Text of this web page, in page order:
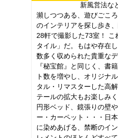
新風営法な
瀕しつつある、遊びごこ
のインテリアを探し歩き
28軒で撮影した73室！ こ
タイル」だ。もはや存在
数多く収められた貴重な
『秘宝館』と同じく、書
ト数を増やし、オリジナ
タル・リマスターした高
テールの拡大もお楽しみく
円形ベッド、鏡張りの壁
ー・カーペット・・・日
に染めあげる、禁断のイ